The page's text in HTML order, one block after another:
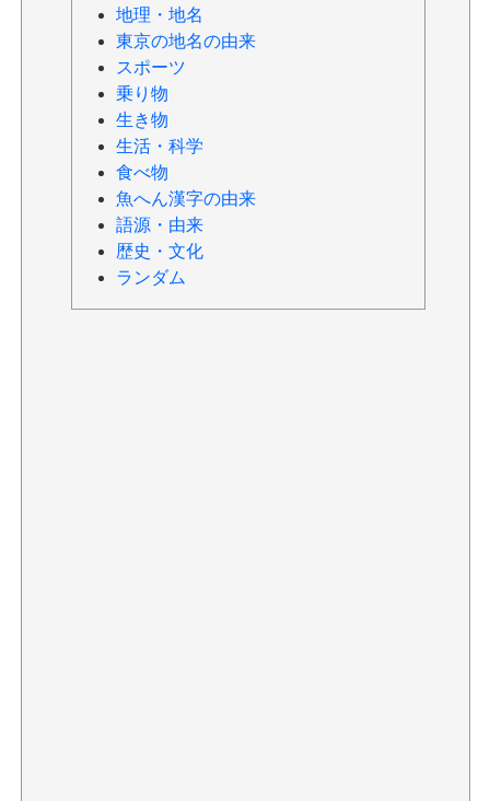
地理・地名
東京の地名の由来
スポーツ
乗り物
生き物
生活・科学
食べ物
魚へん漢字の由来
語源・由来
歴史・文化
ランダム